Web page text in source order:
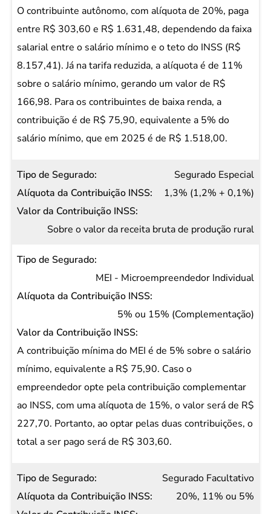
Contribuição
INSS
Valor da
Contribuição
INSS
O contribuinte autônomo, com alíquota de 20%, paga
entre R$ 303,60 e R$ 1.631,48, dependendo da faixa
salarial entre o salário mínimo e o teto do INSS (R$
8.157,41). Já na tarifa reduzida, a alíquota é de 11%
sobre o salário mínimo, gerando um valor de R$
166,98. Para os contribuintes de baixa renda, a
contribuição é de R$ 75,90, equivalente a 5% do
salário mínimo, que em 2025 é de R$ 1.518,00.
Segurado Especial
1,3% (1,2% + 0,1%)
Sobre o valor da receita bruta de produção rural
MEI - Microempreendedor Individual
5% ou 15% (Complementação)
A contribuição mínima do MEI é de 5% sobre o salário
mínimo, equivalente a R$ 75,90. Caso o
empreendedor opte pela contribuição complementar
ao INSS, com uma alíquota de 15%, o valor será de R$
227,70. Portanto, ao optar pelas duas contribuições, o
total a ser pago será de R$ 303,60.
Segurado Facultativo
20%, 11% ou 5%